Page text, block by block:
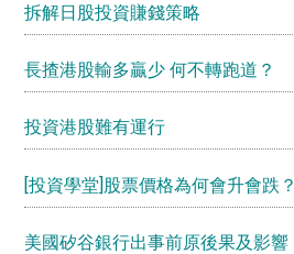
拆解日股投資賺錢策略
長揸港股輸多贏少 何不轉跑道？
投資港股難有運行
[投資學堂]股票價格為何會升會跌？
美國矽谷銀行出事前原後果及影響